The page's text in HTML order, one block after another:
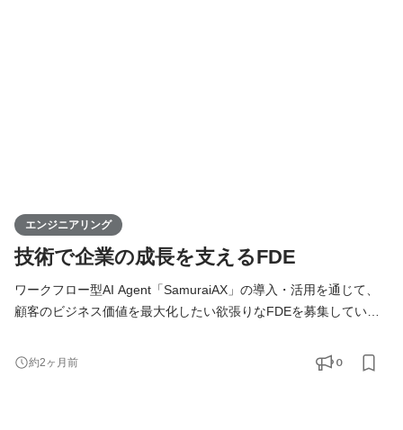
エンジニアリング
技術で企業の成長を支えるFDE
ワークフロー型AI Agent「SamuraiAX」の導入・活用を通じて、
顧客のビジネス価値を最大化したい欲張りなFDEを募集していま
Deployed Engineer（FDE）のミッションは、お客様の業務に深く
入り込み、技術の力でAIDX（AI×DX）を成功に導くことです。お
約2ヶ月前 0